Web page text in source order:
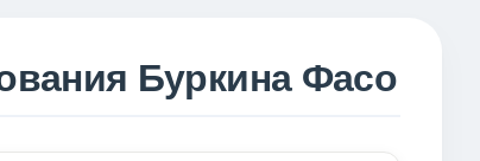
Буркина Фасо